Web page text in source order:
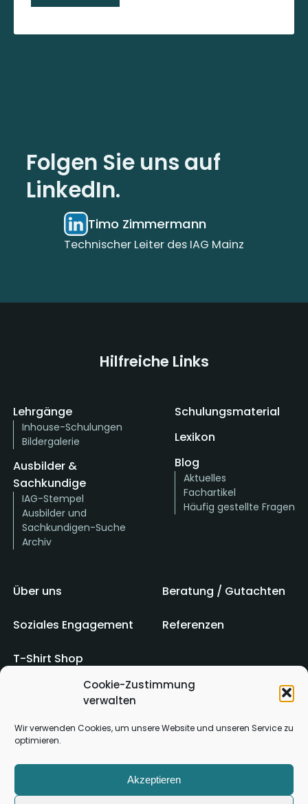
Cookie-Zustimmung
verwalten
Wir verwenden Cookies, um unsere Website und unseren Service zu
optimieren.
Akzeptieren
Folgen Sie uns auf
LinkedIn.
Timo Zimmermann
Technischer Leiter des IAG Mainz
Hilfreiche Links
Lehrgänge
Inhouse-Schulungen
Bildergalerie
Ausbilder &
Sachkundige
IAG-Stempel
Ausbilder und
Sachkundigen-Suche
Archiv
Schulungsmaterial
Lexikon
Blog
Aktuelles
Fachartikel
Häufig gestellte Fragen
Über uns Beratung / Gutachten
Soziales Engagement Referenzen
T-Shirt Shop
Impressum AGB